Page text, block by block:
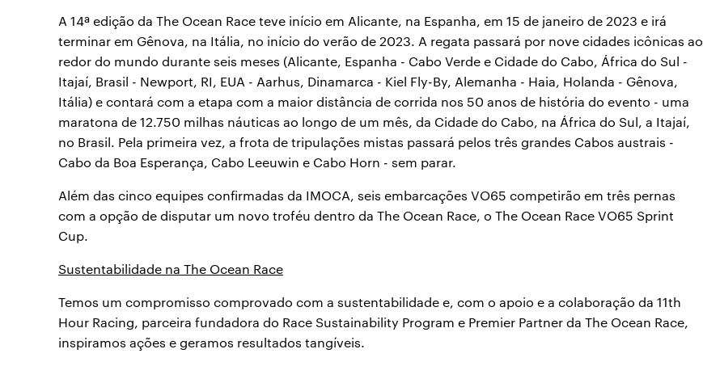
A 14ª edição da The Ocean Race teve início em Alicante, na Espanha, em 15 de janeiro de 2023 e irá
terminar em Gênova, na Itália, no início do verão de 2023. A regata passará por nove cidades icônicas ao
redor do mundo durante seis meses (Alicante, Espanha - Cabo Verde e Cidade do Cabo, África do Sul -
Itajaí, Brasil - Newport, RI, EUA - Aarhus, Dinamarca - Kiel Fly-By, Alemanha - Haia, Holanda - Gênova,
Itália) e contará com a etapa com a maior distância de corrida nos 50 anos de história do evento - uma
maratona de 12.750 milhas náuticas ao longo de um mês, da Cidade do Cabo, na África do Sul, a Itajaí,
no Brasil. Pela primeira vez, a frota de tripulações mistas passará pelos três grandes Cabos austrais -
Cabo da Boa Esperança, Cabo Leeuwin e Cabo Horn - sem parar.
Além das cinco equipes confirmadas da IMOCA, seis embarcações VO65 competirão em três pernas
com a opção de disputar um novo troféu dentro da The Ocean Race, o The Ocean Race VO65 Sprint
Cup.
Sustentabilidade na The Ocean Race
Temos um compromisso comprovado com a sustentabilidade e, com o apoio e a colaboração da 11th
Hour Racing, parceira fundadora do Race Sustainability Program e Premier Partner da The Ocean Race,
inspiramos ações e geramos resultados tangíveis.